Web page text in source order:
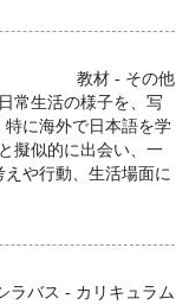
教材 - その他
常生活の様子を、写
に海外で日本語を学
擬似的に出会い、一
や行動、生活場面に
ラバス - カリキュラム